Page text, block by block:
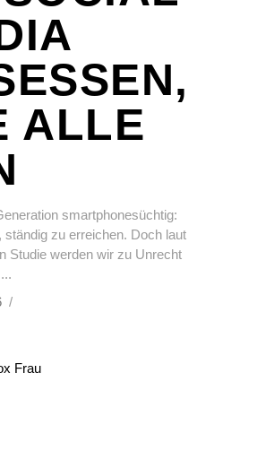
ALLE
smartphonesüchtig:
ständig zu erreichen. Doch laut
Studie werden wir zu Unrecht